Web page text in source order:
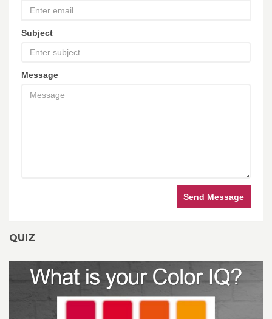
Subject
Message
Send Message
QUIZ